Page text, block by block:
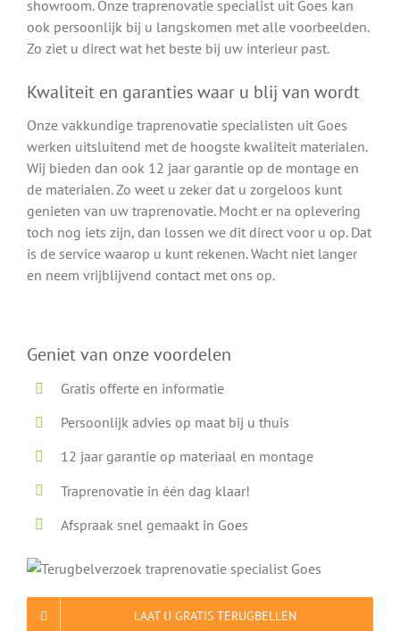
showroom. Onze traprenovatie specialist uit Goes kan
ook persoonlijk bij u langskomen met alle voorbeelden.
Zo ziet u direct wat het beste bij uw interieur past.
Kwaliteit en garanties waar u blij van wordt
Onze vakkundige traprenovatie specialisten uit Goes
werken uitsluitend met de hoogste kwaliteit materialen.
Wij bieden dan ook 12 jaar garantie op de montage en
de materialen. Zo weet u zeker dat u zorgeloos kunt
genieten van uw traprenovatie. Mocht er na oplevering
toch nog iets zijn, dan lossen we dit direct voor u op. Dat
is de service waarop u kunt rekenen. Wacht niet langer
en neem vrijblijvend contact met ons op.
Geniet van onze voordelen
Gratis offerte en informatie
Persoonlijk advies op maat bij u thuis
12 jaar garantie op materiaal en montage
Traprenovatie in één dag klaar!
Afspraak snel gemaakt in Goes
LAAT U GRATIS TERUGBELLEN